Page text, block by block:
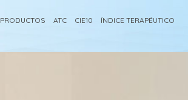
PRODUCTOS ATC CIE10 ÍNDICE TERAPÉUTICO